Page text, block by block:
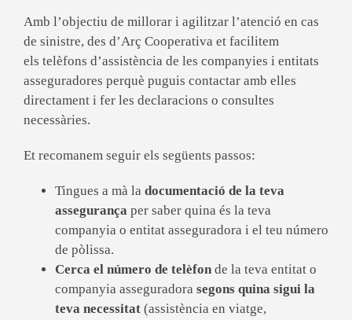
Amb l’objectiu de millorar i agilitzar l’atenció en cas
de sinistre, des d’Arç Cooperativa et facilitem
els telèfons d’assistència de les companyies i entitats
asseguradores perquè puguis contactar amb elles
directament i fer les declaracions o consultes
necessàries.
Et recomanem seguir els següents passos:
Tingues a mà la documentació de la teva
assegurança per saber quina és la teva
companyia o entitat asseguradora i el teu número
de pòlissa.
Cerca el número de telèfon de la teva entitat o
companyia asseguradora segons quina sigui la
teva necessitat (assistència en viatge,